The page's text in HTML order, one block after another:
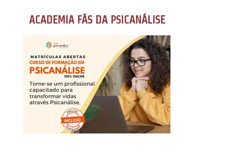
ACADEMIA FÃS DA PSICANÁLISE